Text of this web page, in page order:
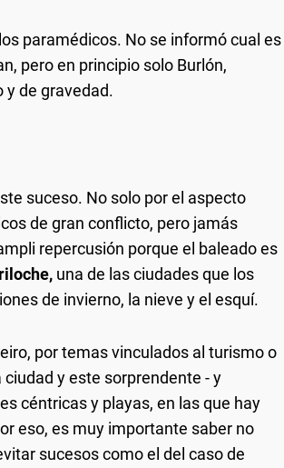
paramédicos. No se informó cual es
pero en principio solo Burlón,
y de gravedad.
suceso. No solo por el aspecto
de gran conflicto, pero jamás
repercusión porque el baleado es
una de las ciudades que los
de invierno, la nieve y el esquí.
por temas vinculados al turismo o
y este sorprendente - y
céntricas y playas, en las que hay
eso, es muy importante saber no
sucesos como el del caso de